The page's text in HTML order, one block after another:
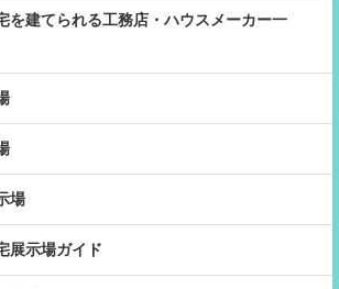
を建てられる工務店・ハウスメーカー一
場
展示場ガイド